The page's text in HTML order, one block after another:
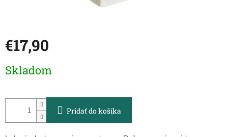
€17,90
cena:
Skladom
Pridať do košíka